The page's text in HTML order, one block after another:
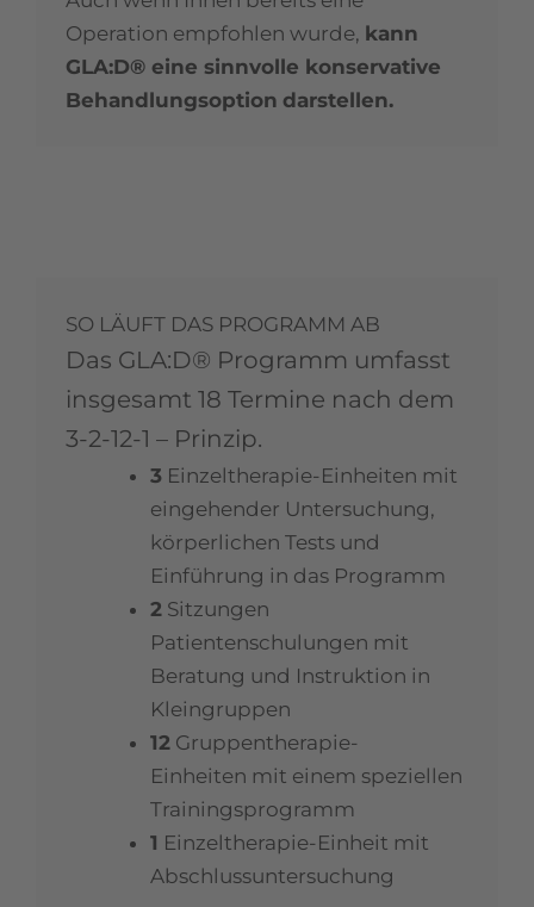
Operation empfohlen wurde, kann
GLA:D® eine sinnvolle konservative
Behandlungsoption darstellen.
SO LÄUFT DAS PROGRAMM AB
Das GLA:D® Programm umfasst
insgesamt 18 Termine nach dem
3-2-12-1 – Prinzip.
3 Einzeltherapie-Einheiten mit
eingehender Untersuchung,
körperlichen Tests und
Einführung in das Programm
2 Sitzungen
Patientenschulungen mit
Beratung und Instruktion in
Kleingruppen
12 Gruppentherapie-
Einheiten mit einem speziellen
Trainingsprogramm
1 Einzeltherapie-Einheit mit
Abschlussuntersuchung